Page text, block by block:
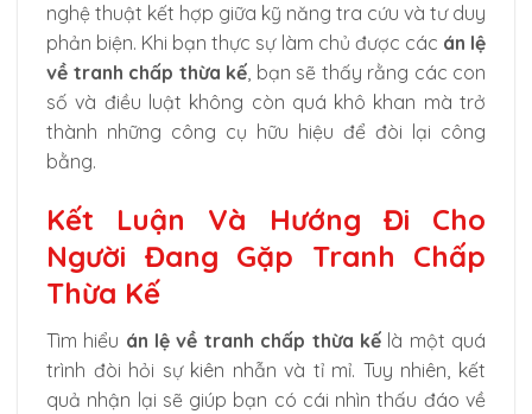
nghệ thuật kết hợp giữa kỹ năng tra cứu và tư duy
phản biện. Khi bạn thực sự làm chủ được các án lệ
về tranh chấp thừa kế, bạn sẽ thấy rằng các con
số và điều luật không còn quá khô khan mà trở
thành những công cụ hữu hiệu để đòi lại công
bằng.
Kết Luận Và Hướng Đi Cho
Người Đang Gặp Tranh Chấp
Thừa Kế
Tìm hiểu án lệ về tranh chấp thừa kếlà một quá
trình đòi hỏi sự kiên nhẫn và tỉ mỉ. Tuy nhiên, kết
quả nhận lại sẽ giúp bạn có cái nhìn thấu đáo về